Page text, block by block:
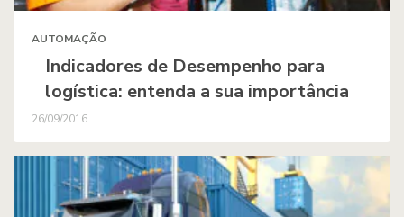
AUTOMAÇÃO
Indicadores de Desempenho para
logística: entenda a sua importância
26/09/2016